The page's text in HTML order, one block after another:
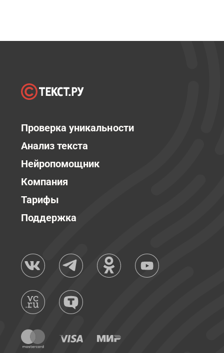
Проверка уникальности
Анализ текста
Нейропомощник
Компания
Тарифы
Поддержка